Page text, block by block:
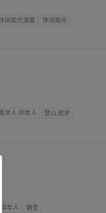
闲观光游客 休闲观光
年人,中年人 登山,徒步
年人 朝圣